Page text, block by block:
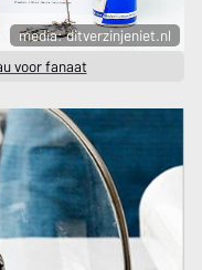
media: ditverzinjeniet.nl
voor fanaat